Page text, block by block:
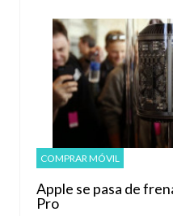
COMPRAR MÓVIL
Apple se pasa de
Pro